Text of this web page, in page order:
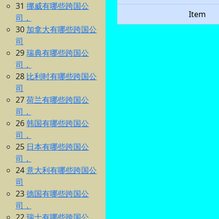
31 挪威有哪些跨国公
司，
30 加拿大有哪些跨国公
司
29瑞典有哪些跨国公
司，
28 比利时有哪些跨国公
司
27荷兰有哪些跨国公
司，
26韩国有哪些跨国公
司，
25 日本有哪些跨国公
司，
24意大利有哪些跨国公
司
23德国有哪些跨国公
司，
Item